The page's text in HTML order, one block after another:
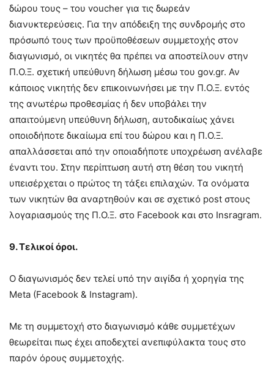
δώρου τους – του voucher για τις δωρεάν
διανυκτερεύσεις. Για την απόδειξη της συνδρομής στο
πρόσωπό τους των προϋποθέσεων συμμετοχής στον
διαγωνισμό, οι νικητές θα πρέπει να αποστείλουν στην
Π.Ο.Ξ. σχετική υπεύθυνη δήλωση μέσω του gov.gr. Αν
κάποιος νικητής δεν επικοινωνήσει με την Π.Ο.Ξ. εντός
της ανωτέρω προθεσμίας ή δεν υποβάλει την
απαιτούμενη υπεύθυνη δήλωση, αυτοδικαίως χάνει
οποιοδήποτε δικαίωμα επί του δώρου και η Π.Ο.Ξ.
απαλλάσσεται από την οποιαδήποτε υποχρέωση ανέλαβε
έναντι του. Στην περίπτωση αυτή στη θέση του νικητή
υπεισέρχεται ο πρώτος τη τάξει επιλαχών. Τα ονόματα
των νικητών θα αναρτηθούν και σε σχετικό post στους
λογαριασμούς της Π.Ο.Ξ. στο Facebook και στο Insragram.
9. Τελικοί όροι.
Ο διαγωνισμός δεν τελεί υπό την αιγίδα ή χορηγία της
Meta (Facebook & Instagram).
Με τη συμμετοχή στο διαγωνισμό κάθε συμμετέχων
θεωρείται πως έχει αποδεχτεί ανεπιφύλακτα τους στο
παρόν όρους συμμετοχής.